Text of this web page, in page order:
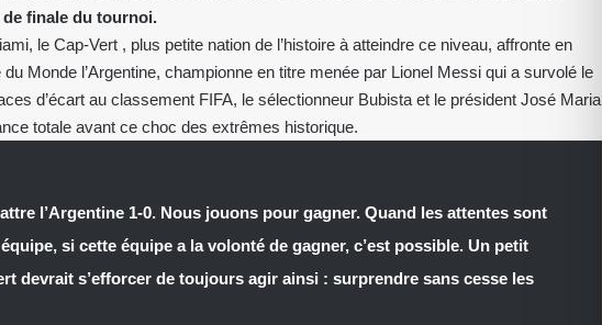
finale du tournoi.
le Cap-Vert , plus petite nation de l’histoire à atteindre ce niveau, affronte en
Monde l’Argentine, championne en titre menée par Lionel Messi qui a survolé le
d’écart au classement FIFA, le sélectionneur Bubista et le président José Maria
totale avant ce choc des extrêmes historique.
l’Argentine 1-0. Nous jouons pour gagner. Quand les attentes sont
si cette équipe a la volonté de gagner, c’est possible. Un petit
devrait s’efforcer de toujours agir ainsi : surprendre sans cesse les